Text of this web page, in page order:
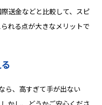
送金などと比較して、スピ
れる点が大きなメリットで
ら、高すぎて手が出ない